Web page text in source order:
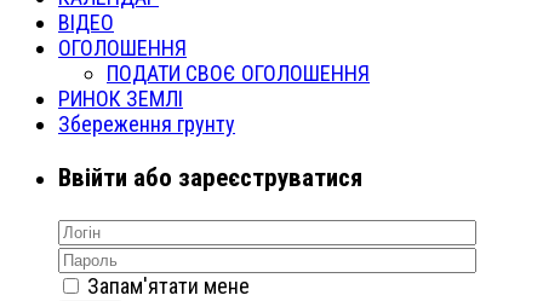
ВІДЕО
ОГОЛОШЕННЯ
ПОДАТИ СВОЄ ОГОЛОШЕННЯ
РИНОК ЗЕМЛІ
Збереження грунту
Ввійти або зареєструватися
Запам'ятати мене